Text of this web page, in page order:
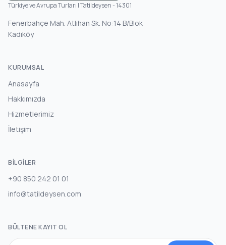
Türkiye ve Avrupa Turları | Tatildeysen - 14301
Fenerbahçe Mah. Atlıhan Sk. No:14 B/Blok
Kadıköy
KURUMSAL
Anasayfa
Hakkımızda
Hizmetlerimiz
İletişim
BILGILER
+90 850 242 01 01
info@tatildeysen.com
BÜLTENE KAYIT OL